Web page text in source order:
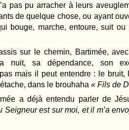
pas pu arracher à leurs
de quelque chose, ou ayant
bouge, marche, entoure, suit ou
sur le chemin, Bartimée,
nuit, sa dépendance, son
mais il peut entendre : le bruit,
dans le brouhaha « Fils de
a déjà entendu parler de
Seigneur est sur moi, et il m’a